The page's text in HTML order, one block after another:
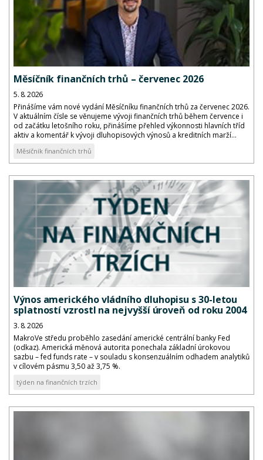
Měsíčník finančních trhů – červenec 2026
5. 8. 2026
Přinášíme vám nové vydání Měsíčníku finančních trhů za červenec 2026.
V aktuálním čísle se věnujeme vývoji finančních trhů během července i
od začátku letošního roku, přinášíme přehled výkonnosti hlavních tříd
aktiv a komentář k vývoji dluhopisových výnosů a kreditních marží...
Měsíčník finančních trhů
Výnos amerického vládního dluhopisu s 30-letou
splatností vzrostl na nejvyšší úroveň od roku 2004
3. 8. 2026
MakroVe středu proběhlo zasedání americké centrální banky Fed
(odkaz). Americká měnová autorita ponechala základní úrokovou
sazbu – fed funds rate – v souladu s konsenzuálním odhadem analytiků
v cílovém pásmu 3,50 až 3,75 %.
týden na finančních trzích